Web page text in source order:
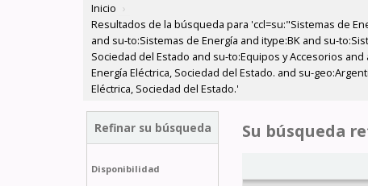
Inicio ›
Resultados de la búsqueda para 'ccl=su:"Sistemas de
and su-to:Sistemas de Energía and itype:BK and su-
Sociedad del Estado and su-to:Equipos y Accesorios
Energía Eléctrica, Sociedad del Estado. and su-
Eléctrica, Sociedad del Estado.'
Refinar su búsqueda
Disponibilidad
Su búsqueda